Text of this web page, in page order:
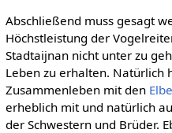
Abschließend muss gesagt
Höchstleistung der
Stadtaijnan nicht unter zu
Leben zu erhalten. Natürlich
Zusammenleben mit den
erheblich mit und natürlich
der Schwestern und Brüder.